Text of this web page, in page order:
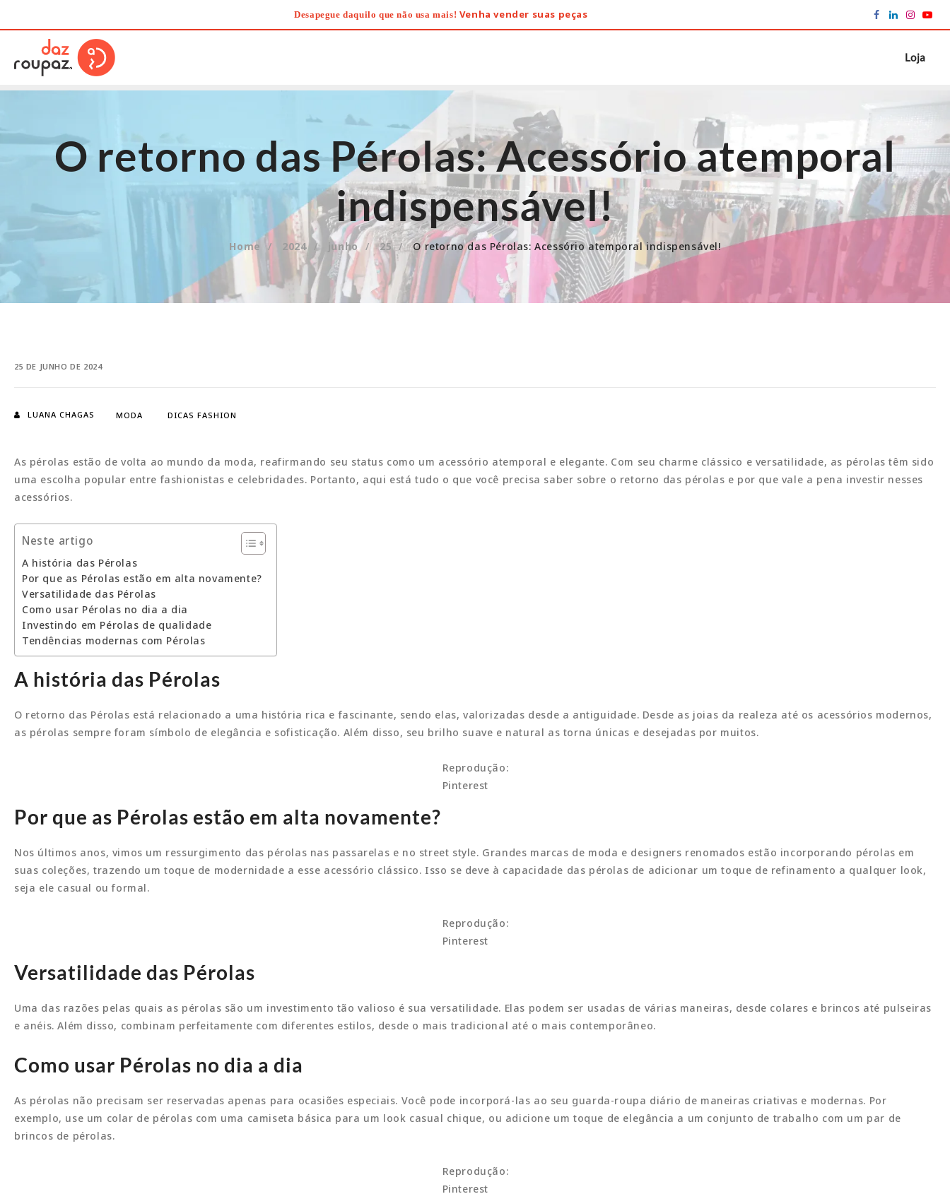
to
content
Desapegue daquilo que não usa mais! Venha vender suas peças
Loja
O retorno das Pérolas: Acessório atemporal
indispensável!
Home 2024 junho 25 O retorno das Pérolas: Acessório atemporal indispensável!
25 DE JUNHO DE 2024
LUANA CHAGAS MODA DICAS FASHION
As pérolas estão de volta ao mundo da moda, reafirmando seu status como um acessório atemporal e elegante. Com seu charme clássico e versatilidade, as pérolas têm sido
uma escolha popular entre fashionistas e celebridades. Portanto, aqui está tudo o que você precisa saber sobre o retorno das pérolas e por que vale a pena investir nesses
acessórios.
Neste artigo
A história das Pérolas
Por que as Pérolas estão em alta novamente?
Versatilidade das Pérolas
Como usar Pérolas no dia a dia
Investindo em Pérolas de qualidade
Tendências modernas com Pérolas
A história das Pérolas
O retorno das Pérolas está relacionado a uma história rica e fascinante, sendo elas, valorizadas desde a antiguidade. Desde as joias da realeza até os acessórios modernos,
as pérolas sempre foram símbolo de elegância e sofisticação. Além disso, seu brilho suave e natural as torna únicas e desejadas por muitos.
Reprodução:
Pinterest
Por que as Pérolas estão em alta novamente?
Nos últimos anos, vimos um ressurgimento das pérolas nas passarelas e no street style. Grandes marcas de moda e designers renomados estão incorporando pérolas em
suas coleções, trazendo um toque de modernidade a esse acessório clássico. Isso se deve à capacidade das pérolas de adicionar um toque de refinamento a qualquer look,
seja ele casual ou formal.
Reprodução:
Pinterest
Versatilidade das Pérolas
Uma das razões pelas quais as pérolas são um investimento tão valioso é sua versatilidade. Elas podem ser usadas de várias maneiras, desde colares e brincos até pulseiras
e anéis. Além disso, combinam perfeitamente com diferentes estilos, desde o mais tradicional até o mais contemporâneo.
Como usar Pérolas no dia a dia
As pérolas não precisam ser reservadas apenas para ocasiões especiais. Você pode incorporá-las ao seu guarda-roupa diário de maneiras criativas e modernas. Por
exemplo, use um colar de pérolas com uma camiseta básica para um look casual chique, ou adicione um toque de elegância a um conjunto de trabalho com um par de
brincos de pérolas.
Reprodução:
Pinterest